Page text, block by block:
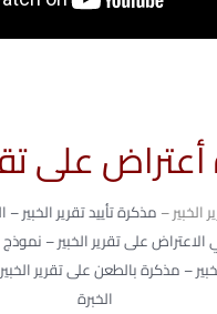
على
الخبير –مذكرة تأييد تقرير الخبير
على تقرير الخبير –
– مذكرة بالطعن على تقرير
الخبرة